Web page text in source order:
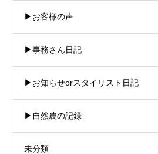
▶︎お客様の声
▶︎事務さん日記
▶︎お知らせorスタイリスト日記
▶︎自然農の記録
未分類